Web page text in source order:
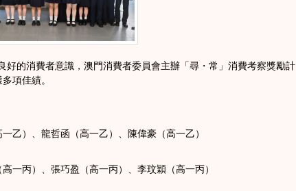
的消費者意識，澳門消費者委員會主辦「尋・常」消費考察獎勵計
項佳績。
乙）、龍哲函（高一乙）、陳偉豪（高一乙）
一丙）、張巧盈（高一丙）、李玟穎（高一丙）